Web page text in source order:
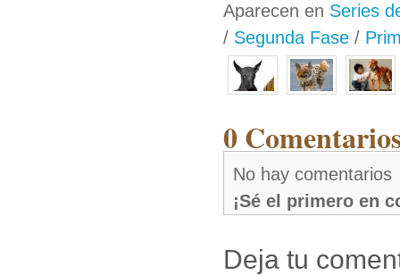
Aparecen en Series
/ Segunda Fase /
0
No hay comentarios
¡Sé el primero en
Deja tu